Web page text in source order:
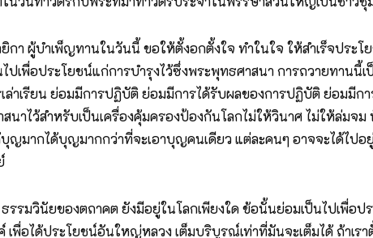
ผู้บำเพ็ญทานในวันนี้ ขอให้ตั้งอกตั้งใจ ทำในใจ ให้สำเร็จประโ
ไปเพื่อประโยชน์แก่การบำรุงไว้ซึ่งพระพุทธศาสนา การถวายทาน
ล่าเรียน ย่อมมีการปฏิบัติ ย่อมมีการได้รับผลของการปฏิบัติ ย่อมมี
นาไว้สำหรับเป็นเครื่องคุ้มครองป้องกันโลกไม่ให้วินาศ ไม่ให้ล่มจ
ญมากได้บุญมากกว่าที่จะเอาบุญคนเดียว แต่ละคนๆ อาจจะได้ไป
รรมวินัยของตถาคต ยังมีอยู่ในโลกเพียงใด ข้อนั้นย่อมเป็นไปเพื่อ
เพื่อได้ประโยชน์อันใหญ่หลวง เต็มบริบูรณ์เท่าที่มันจะเต็มได้ ถ้าเ